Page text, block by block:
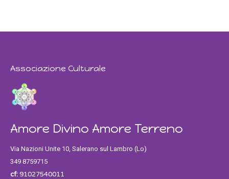
Associazione Culturale
Amore Divino Amore Terreno
Via Nazioni Unite 10, Salerano sul Lambro (Lo)
349 8759715
cf:91027540011